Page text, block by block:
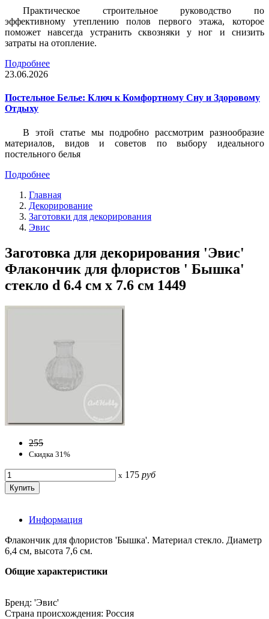
Практическое строительное руководство по
эффективному утеплению полов первого этажа, которое
поможет навсегда устранить сквозняки у ног и снизить
затраты на отопление.
Подробнее
23.06.2026
Постельное Белье: Ключ к Комфортному Сну и Здоровому
Отдыху
В этой статье мы подробно рассмотрим разнообразие
материалов, видов и советов по выбору идеального
постельного белья
Подробнее
Главная
Декорирование
Заготовки для декорирования
Эвис
Заготовка для декорирования 'Эвис'
Флакончик для флористов ' Бышка'
стекло d 6.4 см х 7.6 см 1449
255
Скидка 31%
x 175 руб
Информация
Флакончик для флористов 'Бышка'. Материал стекло. Диаметр
6,4 см, высота 7,6 см.
Общие характеристики
Бренд: 'Эвис'
Страна происхождения: Россия